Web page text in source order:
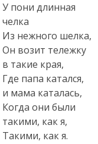
У пони длинная
челка
Из нежного шелка,
Он возит тележку
в такие края,
Где папа катался,
и мама каталась,
Когда они были
такими, как я,
Такими, как я.